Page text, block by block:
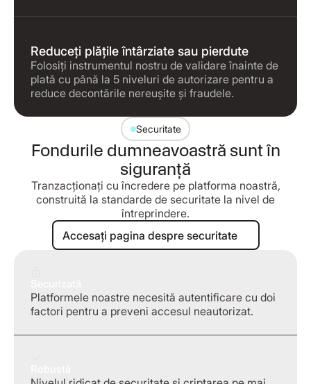
Reduceți plățile întârziate sau pierdute
Folosiți instrumentul nostru de validare înainte de
plată cu până la 5 niveluri de autorizare pentru a
reduce decontările nereușite și fraudele.
Securitate
Fondurile dumneavoastră sunt în
siguranță
Tranzacționați cu încredere pe platforma noastră,
construită la standarde de securitate la nivel de
întreprindere.
Accesați pagina despre securitate
Accesați pagina despre securitate
Platformele noastre necesită autentificare cu doi
factori pentru a preveni accesul neautorizat.